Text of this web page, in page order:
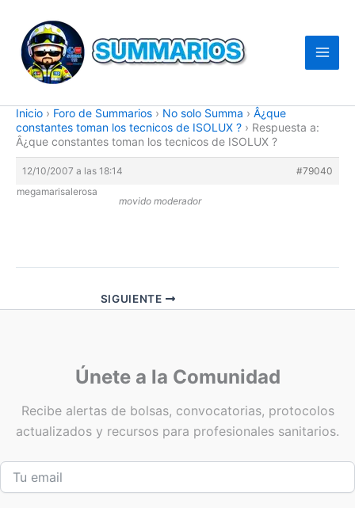
contenido
Inicio › Foro de Summarios › No solo Summa › Â¿que
constantes toman los tecnicos de ISOLUX ? › Respuesta a:
Â¿que constantes toman los tecnicos de ISOLUX ?
12/10/2007 a las 18:14
#79040
megamarisalerosa
movido moderador
SIGUIENTE
Únete a la Comunidad
Recibe alertas de bolsas, convocatorias, protocolos
actualizados y recursos para profesionales sanitarios.